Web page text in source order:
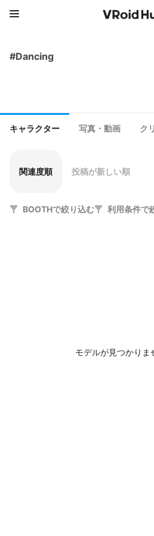
#Dancing
キャラクター 写真・動画 ク
関連度順 投稿が新しい順
BOOTHで絞り込む 利用条件で
モデルが見つかりま